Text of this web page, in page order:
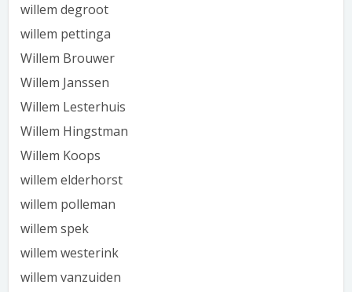
willem degroot
willem pettinga
Willem Brouwer
Willem Janssen
Willem Lesterhuis
Willem Hingstman
Willem Koops
willem elderhorst
willem polleman
willem spek
willem westerink
willem vanzuiden